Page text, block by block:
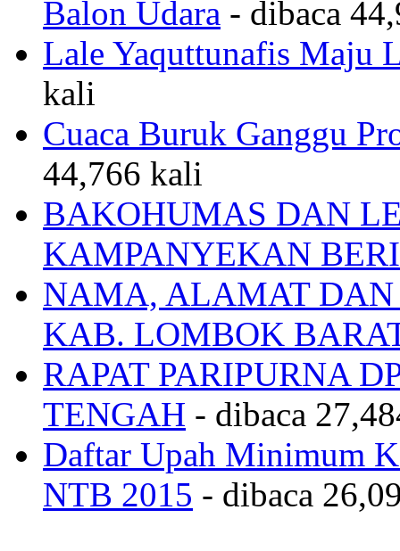
Balon Udara - dibaca
Lale Yaquttunafis Maju
kali
Cuaca Buruk Ganggu
44,766 kali
BAKOHUMAS DAN
KAMPANYEKAN
NAMA, ALAMAT DAN
KAB. LOMBOK
RAPAT PARIPURNA
TENGAH - dibaca
Daftar Upah Minimum
NTB 2015 - dibaca